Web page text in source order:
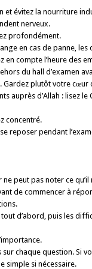
et évitez la nourriture
nerveux.
profondément.
en cas de panne, les
en compte l’heure des
du hall d’examen
plutôt votre cœur
auprès d’Allah : lisez
concentré.
reposer pendant
ne peut pas noter ce
de commencer à
d’abord, puis les
chaque question. Si
simple si néces­saire.